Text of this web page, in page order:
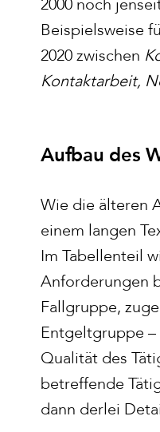
2000 noch
Beispielsweise
2020 zwischen
Kontaktarbeit,
Aufbau des
Wie die älteren
einem langen
Im Tabellenteil
Anforderungen
Fallgruppe,
Entgeltgruppe
Qualität des
betreffende
dann derlei